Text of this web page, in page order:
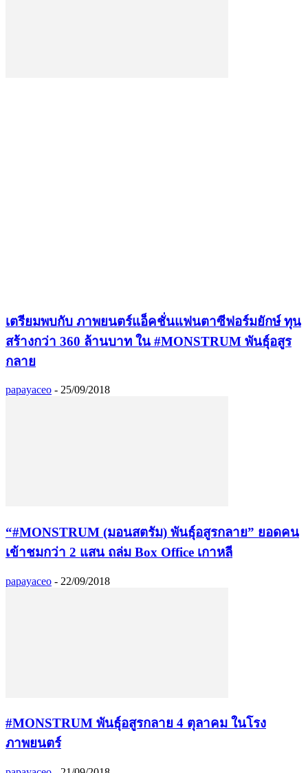
เตรียมพบกับ ภาพยนตร์แอ็คชั่นแฟนตาซีฟอร์มยักษ์ ทุน
สร้างกว่า 360 ล้านบาท ใน #MONSTRUM พันธุ์อสูร
กลาย
papayaceo - 25/09/2018
“#MONSTRUM (มอนสตรัม) พันธุ์อสูรกลาย” ยอดคน
เข้าชมกว่า 2 แสน ถล่ม Box Office เกาหลี
papayaceo - 22/09/2018
#MONSTRUM พันธุ์อสูรกลาย 4 ตุลาคม ในโรง
ภาพยนตร์